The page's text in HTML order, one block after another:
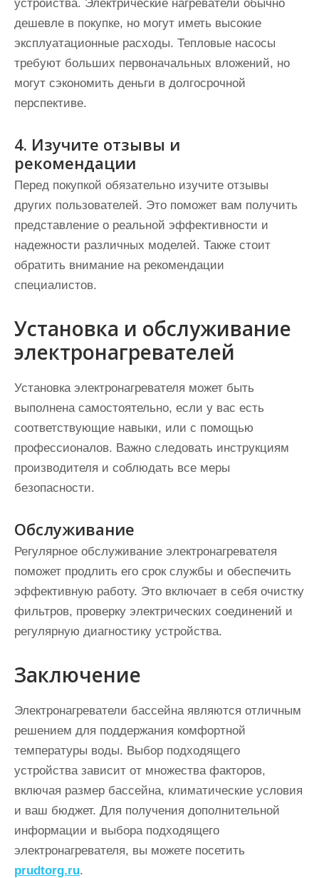
устройства. Электрические нагреватели обычно
дешевле в покупке, но могут иметь высокие
эксплуатационные расходы. Тепловые насосы
требуют больших первоначальных вложений, но
могут сэкономить деньги в долгосрочной
перспективе.
4. Изучите отзывы и
рекомендации
Перед покупкой обязательно изучите отзывы
других пользователей. Это поможет вам получить
представление о реальной эффективности и
надежности различных моделей. Также стоит
обратить внимание на рекомендации
специалистов.
Установка и обслуживание
электронагревателей
Установка электронагревателя может быть
выполнена самостоятельно, если у вас есть
соответствующие навыки, или с помощью
профессионалов. Важно следовать инструкциям
производителя и соблюдать все меры
безопасности.
Обслуживание
Регулярное обслуживание электронагревателя
поможет продлить его срок службы и обеспечить
эффективную работу. Это включает в себя очистку
фильтров, проверку электрических соединений и
регулярную диагностику устройства.
Заключение
Электронагреватели бассейна являются отличным
решением для поддержания комфортной
температуры воды. Выбор подходящего
устройства зависит от множества факторов,
включая размер бассейна, климатические условия
и ваш бюджет. Для получения дополнительной
информации и выбора подходящего
электронагревателя, вы можете посетить
prudtorg.ru.